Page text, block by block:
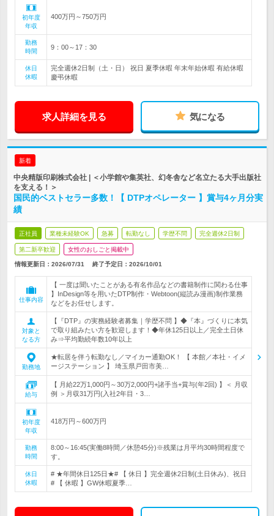
初年度
年収
400万円～750万円
勤務
時間
9：00～17：30
休日
休暇
完全週休2日制（土・日） 祝日 夏季休暇 年末年始休暇 有給休暇
慶弔休暇
求人詳細を見る 気になる
新着
中央精版印刷株式会社 | ＜小学館や集英社、幻冬舎など名立たる大手出版社
を支える！＞
国民的ベストセラー多数！【 DTPオペレーター 】賞与4ヶ月分実
績
正社員 業種未経験OK 急募 転勤なし 学歴不問 完全週休2日制
第二新卒歓迎 女性のおしごと掲載中
情報更新日：2026/07/31 終了予定日： 2026/10/01
仕事内容
【 一度は聞いたことがある有名作品などの書籍制作に関わる仕事
】InDesign等を用いたDTP制作・Webtoon(縦読み漫画)制作業務
などをお任せします。
対象と
なる方
【『DTP』の実務経験者募集｜学歴不問 】◆『本』づくりに本気
で取り組みたい方を歓迎します！◆年休125日以上／完全土日休
み⇒平均勤続年数10年以上
勤務地
★転居を伴う転勤なし／マイカー通勤OK！ 【 本館／本社・イメ
ージステーション 】 埼玉県戸田市美…
給与
【 月給22万1,000円～30万2,000円+諸手当+賞与(年2回) 】＜ 月収
例 ＞月収31万円(入社2年目・3…
初年度
年収
418万円～600万円
勤務
時間
8:00～16:45(実働8時間／休憩45分)※残業は月平均30時間程度で
す。
休日
休暇
# ★年間休日125日★# 【 休日 】完全週休2日制(土日休み)、祝日
# 【 休暇 】GW休暇夏季…